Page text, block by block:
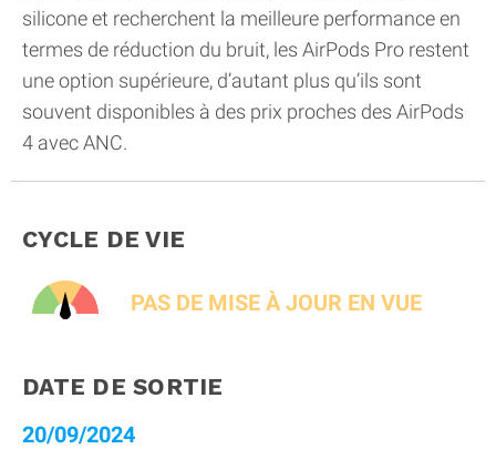
silicone et recherchent la meilleure performance en
termes de réduction du bruit, les AirPods Pro restent
une option supérieure, d’autant plus qu’ils sont
souvent disponibles à des prix proches des AirPods
4 avec ANC.
CYCLE DE VIE
PAS DE MISE À JOUR EN VUE
DATE DE SORTIE
20/09/2024